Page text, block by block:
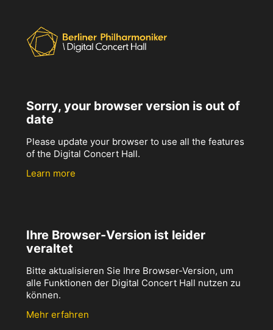
Sorry, your browser version is out of
date
Please update your browser to use all the features
of the Digital Concert Hall.
Learn more
Ihre Browser-Version ist leider
veraltet
Bitte aktualisieren Sie Ihre Browser-Version, um
alle Funktionen der Digital Concert Hall nutzen zu
können.
Mehr erfahren